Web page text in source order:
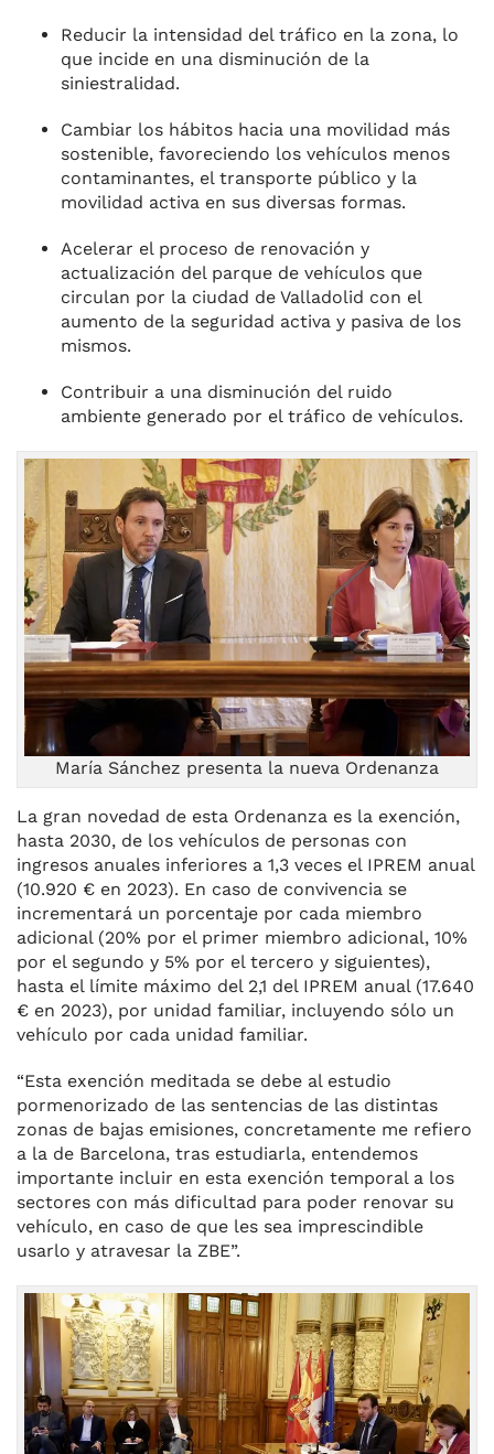
Reducir la intensidad del tráfico en la zona, lo
que incide en una disminución de la
siniestralidad.
Cambiar los hábitos hacia una movilidad más
sostenible, favoreciendo los vehículos menos
contaminantes, el transporte público y la
movilidad activa en sus diversas formas.
Acelerar el proceso de renovación y
actualización del parque de vehículos que
circulan por la ciudad de Valladolid con el
aumento de la seguridad activa y pasiva de los
mismos.
Contribuir a una disminución del ruido
ambiente generado por el tráfico de vehículos.
María Sánchez presenta la nueva Ordenanza
La gran novedad de esta Ordenanza es la exención,
hasta 2030, de los vehículos de personas con
ingresos anuales inferiores a 1,3 veces el IPREM anual
(10.920 € en 2023). En caso de convivencia se
incrementará un porcentaje por cada miembro
adicional (20% por el primer miembro adicional, 10%
por el segundo y 5% por el tercero y siguientes),
hasta el límite máximo del 2,1 del IPREM anual (17.640
€ en 2023), por unidad familiar, incluyendo sólo un
vehículo por cada unidad familiar.
“Esta exención meditada se debe al estudio
pormenorizado de las sentencias de las distintas
zonas de bajas emisiones, concretamente me refiero
a la de Barcelona, tras estudiarla, entendemos
importante incluir en esta exención temporal a los
sectores con más dificultad para poder renovar su
vehículo, en caso de que les sea imprescindible
usarlo y atravesar la ZBE”.